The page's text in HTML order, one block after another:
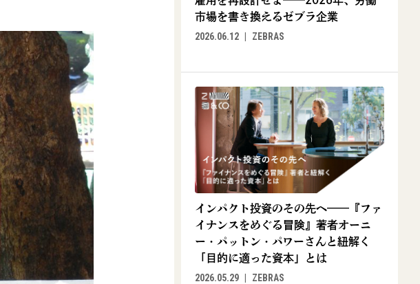
市場を書き換えるゼブラ企業
2026.06.12
ZEBRAS
インパクト投資のその先へ——『ファ
イナンスをめぐる冒険』著者オーニ
ー・パットン・パワーさんと紐解く
「目的に適った資本」とは
2026.05.29
ZEBRAS